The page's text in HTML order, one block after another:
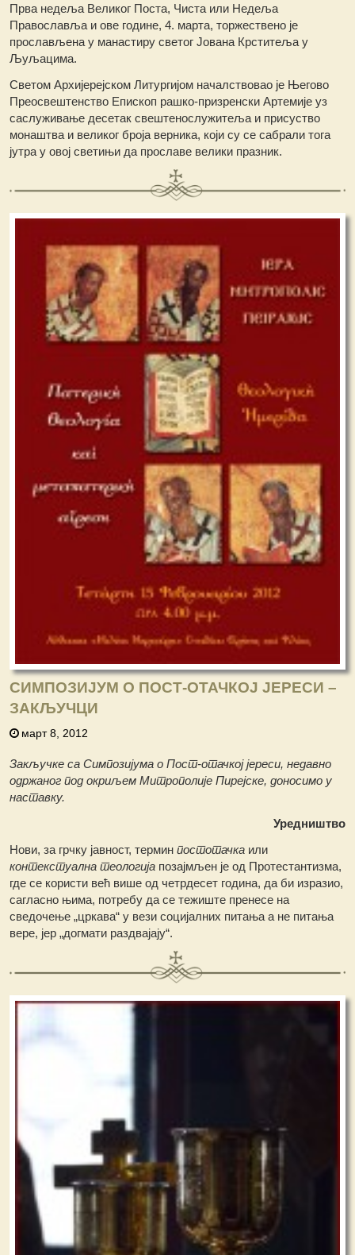
Прва недеља Великог Поста, Чиста или Недеља
Православља и ове године, 4. марта, торжествено је
прослављена у манастиру светог Јована Крститеља у
Љуљацима.
Светом Архијерејском Литургијом началствовао је Његово
Преосвештенство Епископ рашко-призренски Артемије уз
саслуживање десетак свештенослужитеља и присуство
монаштва и великог броја верника, који су се сабрали тога
јутра у овој светињи да прославе велики празник.
СИМПОЗИЈУМ О ПОСТ-ОТАЧКОЈ ЈЕРЕСИ –
ЗАКЉУЧЦИ
март 8, 2012
Закључке са Симпозијума о Пост-отачкој јереси, недавно
одржаног под окриљем Митрополије Пирејске, доносимо у
наставку.
Уредништво
Нови, за грчку јавност, терминпостотачка или
контекстуална теологија позајмљен је од Протестантизма,
где се користи већ више од четрдесет година, да би изразио,
сагласно њима, потребу да се тежиште пренесе на
сведочење „цркава“ у вези социјалних питања а не питања
вере, јер „догмати раздвајају“.